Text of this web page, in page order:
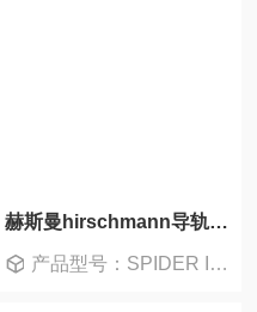
赫斯曼hirschmann导轨式交换机SPIDER II8TX
产品型号：SPIDER II 8TX